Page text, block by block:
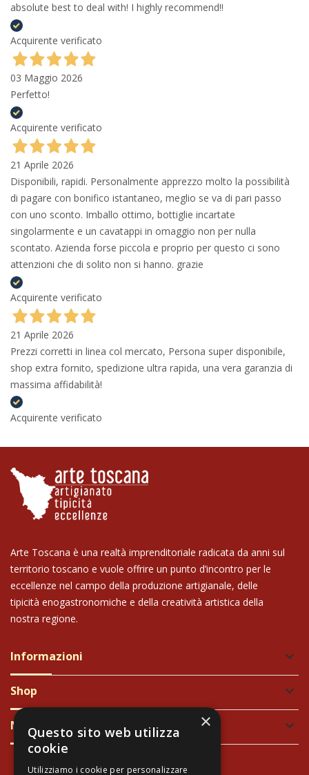
absolute best to deal with! I highly recommend!!
Acquirente verificato
03 Maggio 2026
Perfetto!
Acquirente verificato
21 Aprile 2026
Disponibili, rapidi. Personalmente apprezzo molto la possibilità
di pagare con bonifico istantaneo, meglio se va di pari passo
con uno sconto. Imballo ottimo, bottiglie incartate
singolarmente e un cavatappi in omaggio non per nulla
scontato. Azienda forse piccola e proprio per questo ci sono
attenzioni che di solito non si hanno. grazie
Acquirente verificato
21 Aprile 2026
Prezzi corretti in linea col mercato, Persona super disponibile,
shop extra fornito, spedizione ultra rapida, una vera garanzia di
massima affidabilità!
Acquirente verificato
Arte Toscana è una realtà imprenditoriale radicata da anni sul
territorio toscano e vuole offrire un punto d’incontro per le
eccellenze nel campo della produzione artigianale, delle
tipicità enogastronomiche e della creatività artistica della
nostra regione.
Informazioni keyboard_arrow_down
Shop keyboard_arrow_down
Newsletter keyboard_arrow_down
×
Questo sito web utilizza
cookie
Utilizziamo i cookie per personalizzare